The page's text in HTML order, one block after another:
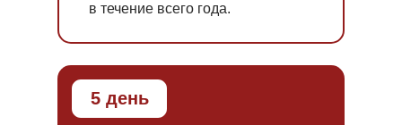
в течение всего года.
5 день